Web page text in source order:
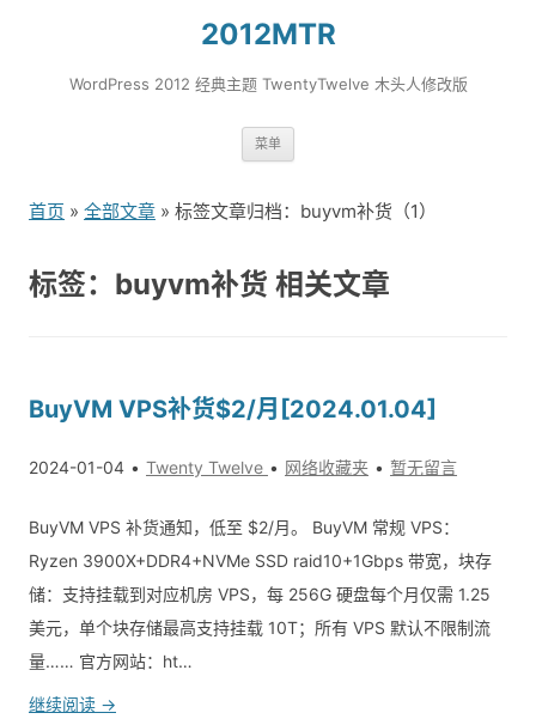
2012MTR
WordPress 2012 经典主题 TwentyTwelve 木头人修改版
菜单
到
首页 » 全部文章 » 标签文章归档：buyvm补货（1）
标签：buyvm补货 相关文章
BuyVM VPS补货$2/月[2024.01.04]
2024-01-04 Twenty Twelve 网络收藏夹 暂无留言
BuyVM VPS 补货通知，低至 $2/月。 BuyVM 常规 VPS：
Ryzen 3900X+DDR4+NVMe SSD raid10+1Gbps 带宽，块存
储：支持挂载到对应机房 VPS，每 256G 硬盘每个月仅需 1.25
美元，单个块存储最高支持挂载 10T；所有 VPS 默认不限制流
量…… 官方网站：ht…
继续阅读 →